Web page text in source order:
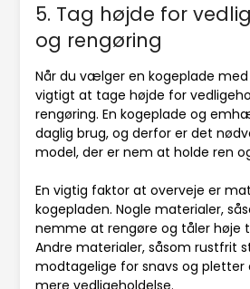
5. Tag højde for
og rengøring
Når du vælger en kogeplade
vigtigt at tage højde for
rengøring. En kogeplade og
daglig brug, og derfor er det
model, der er nem at holde ren
En vigtig faktor at overveje er
kogepladen. Nogle materialer,
nemme at rengøre og tåler høje
Andre materialer, såsom rustfrit
modtagelige for snavs og